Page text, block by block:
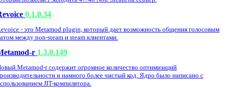
0.1.0.34
- это Metamod plugin, который дает возможность общения голосовым
между non-steam и steam клиентами.
r 1.3.0.149
Metamod-r содержит огромное количество оптимизаций
и намного более чистый код. Ядро было написано с
JIT-компилятора.